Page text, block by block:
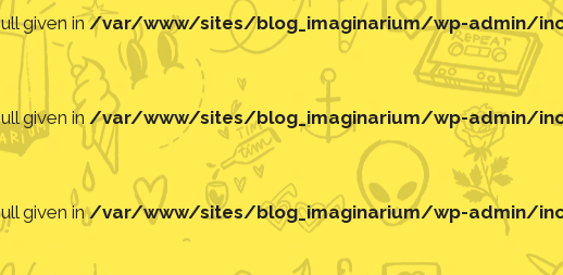
given in/var/www/sites/blog_imaginarium/wp-admin/
given in /var/www/sites/blog_imaginarium/wp-admin/
given in/var/www/sites/blog_imaginarium/wp-admin/